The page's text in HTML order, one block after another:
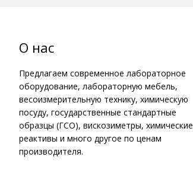
О нас
Предлагаем современное лабораторное
оборудование, лабораторную мебель,
весоизмерительную технику, химическую
посуду, государственные стандартные
образцы (ГСО), вискозиметры, химические
реактивы и много другое по ценам
производителя.